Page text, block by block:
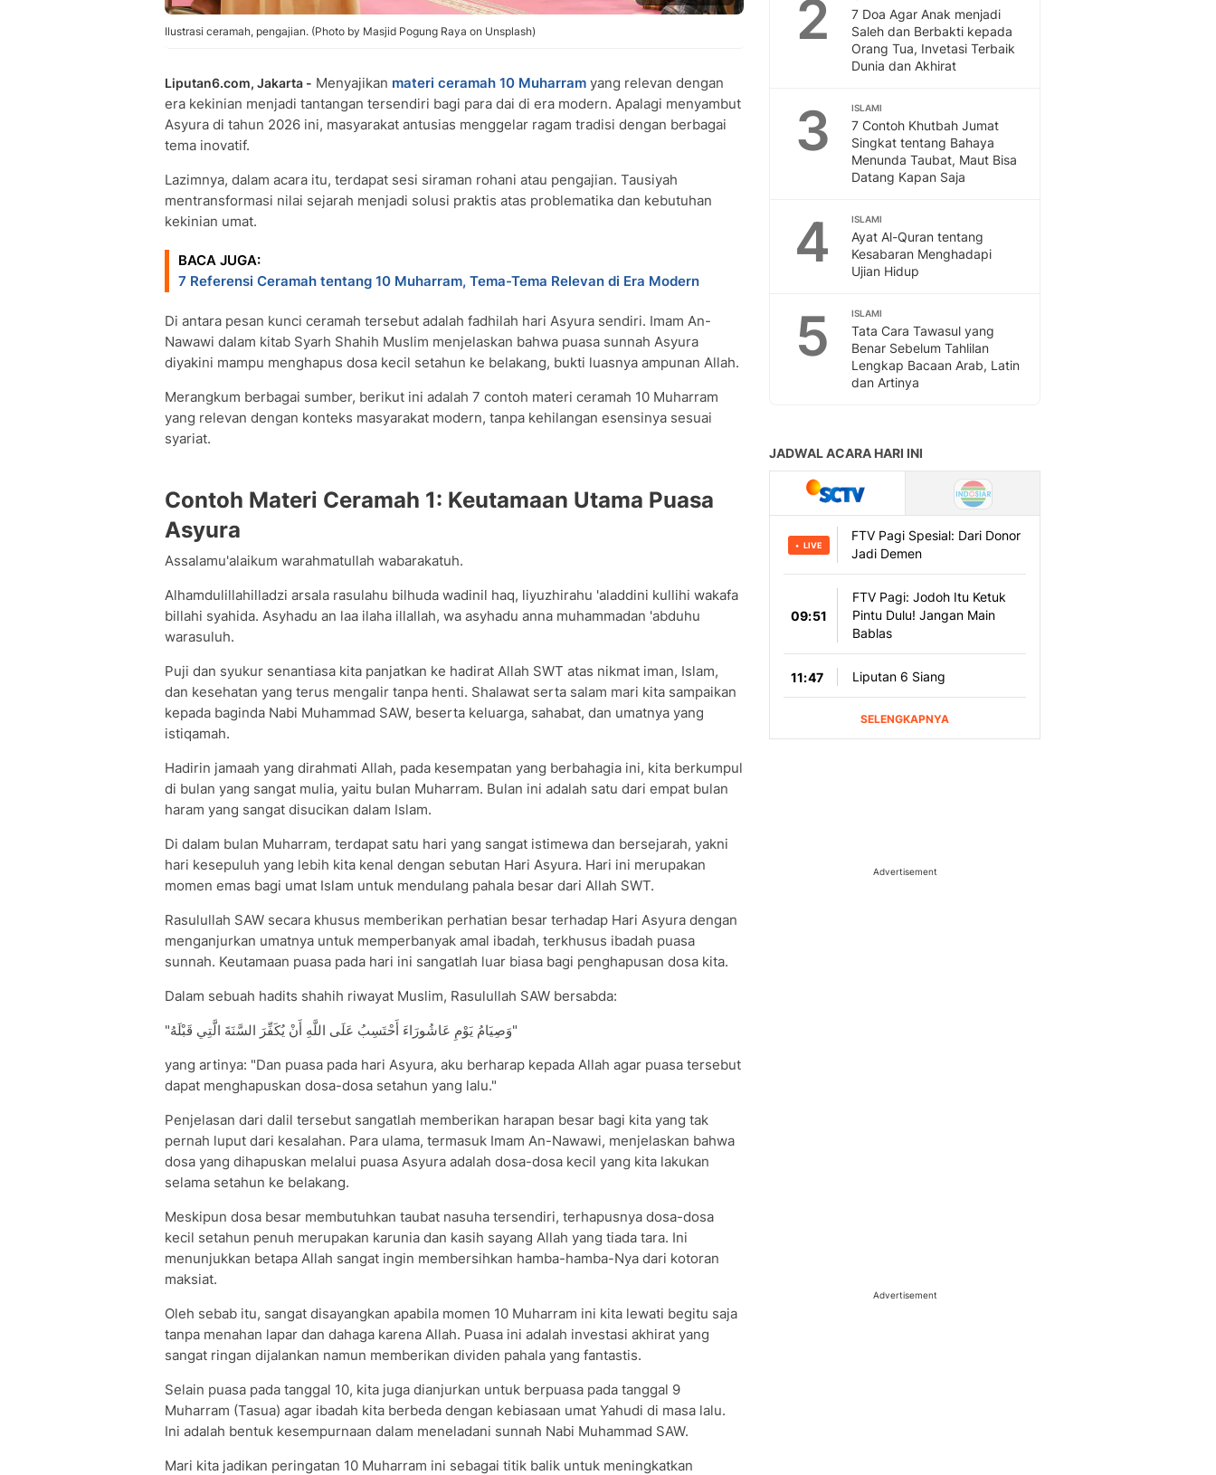
Ilustrasi ceramah, pengajian. (Photo by Masjid Pogung Raya on Unsplash)
Liputan6.com, Jakarta - Menyajikan materi ceramah 10 Muharram yang relevan dengan
era kekinian menjadi tantangan tersendiri bagi para dai di era modern. Apalagi menyambut
Asyura di tahun 2026 ini, masyarakat antusias menggelar ragam tradisi dengan berbagai
tema inovatif.
Lazimnya, dalam acara itu, terdapat sesi siraman rohani atau pengajian. Tausiyah
mentransformasi nilai sejarah menjadi solusi praktis atas problematika dan kebutuhan
kekinian umat.
BACA JUGA:
7 Referensi Ceramah tentang 10 Muharram, Tema-Tema Relevan di Era Modern
Di antara pesan kunci ceramah tersebut adalah fadhilah hari Asyura sendiri. Imam An-
Nawawi dalam kitab Syarh Shahih Muslim menjelaskan bahwa puasa sunnah Asyura
diyakini mampu menghapus dosa kecil setahun ke belakang, bukti luasnya ampunan Allah.
Merangkum berbagai sumber, berikut ini adalah 7 contoh materi ceramah 10 Muharram
yang relevan dengan konteks masyarakat modern, tanpa kehilangan esensinya sesuai
syariat.
Contoh Materi Ceramah 1: Keutamaan Utama Puasa
Asyura
Assalamu'alaikum warahmatullah wabarakatuh.
Alhamdulillahilladzi arsala rasulahu bilhuda wadinil haq, liyuzhirahu 'aladdini kullihi wakafa
billahi syahida. Asyhadu an laa ilaha illallah, wa asyhadu anna muhammadan 'abduhu
warasuluh.
Puji dan syukur senantiasa kita panjatkan ke hadirat Allah SWT atas nikmat iman, Islam,
dan kesehatan yang terus mengalir tanpa henti. Shalawat serta salam mari kita sampaikan
kepada baginda Nabi Muhammad SAW, beserta keluarga, sahabat, dan umatnya yang
istiqamah.
Hadirin jamaah yang dirahmati Allah, pada kesempatan yang berbahagia ini, kita berkumpul
di bulan yang sangat mulia, yaitu bulan Muharram. Bulan ini adalah satu dari empat bulan
haram yang sangat disucikan dalam Islam.
Di dalam bulan Muharram, terdapat satu hari yang sangat istimewa dan bersejarah, yakni
hari kesepuluh yang lebih kita kenal dengan sebutan Hari Asyura. Hari ini merupakan
momen emas bagi umat Islam untuk mendulang pahala besar dari Allah SWT.
Rasulullah SAW secara khusus memberikan perhatian besar terhadap Hari Asyura dengan
menganjurkan umatnya untuk memperbanyak amal ibadah, terkhusus ibadah puasa
sunnah. Keutamaan puasa pada hari ini sangatlah luar biasa bagi penghapusan dosa kita.
Dalam sebuah hadits shahih riwayat Muslim, Rasulullah SAW bersabda:
"وَصِيَامُ يَوْمِ عَاشُورَاءَ أَحْتَسِبُ عَلَى اللَّهِ أَنْ يُكَفِّرَ السَّنَةَ الَّتِي قَبْلَهُ"
yang artinya: "Dan puasa pada hari Asyura, aku berharap kepada Allah agar puasa tersebut
dapat menghapuskan dosa-dosa setahun yang lalu."
Penjelasan dari dalil tersebut sangatlah memberikan harapan besar bagi kita yang tak
pernah luput dari kesalahan. Para ulama, termasuk Imam An-Nawawi, menjelaskan bahwa
dosa yang dihapuskan melalui puasa Asyura adalah dosa-dosa kecil yang kita lakukan
selama setahun ke belakang.
Meskipun dosa besar membutuhkan taubat nasuha tersendiri, terhapusnya dosa-dosa
kecil setahun penuh merupakan karunia dan kasih sayang Allah yang tiada tara. Ini
menunjukkan betapa Allah sangat ingin membersihkan hamba-hamba-Nya dari kotoran
maksiat.
Oleh sebab itu, sangat disayangkan apabila momen 10 Muharram ini kita lewati begitu saja
tanpa menahan lapar dan dahaga karena Allah. Puasa ini adalah investasi akhirat yang
sangat ringan dijalankan namun memberikan dividen pahala yang fantastis.
Selain puasa pada tanggal 10, kita juga dianjurkan untuk berpuasa pada tanggal 9
Muharram (Tasua) agar ibadah kita berbeda dengan kebiasaan umat Yahudi di masa lalu.
Ini adalah bentuk kesempurnaan dalam meneladani sunnah Nabi Muhammad SAW.
Mari kita jadikan peringatan 10 Muharram ini sebagai titik balik untuk meningkatkan
2
7 Doa Agar Anak menjadi
Saleh dan Berbakti kepada
Orang Tua, Invetasi Terbaik
Dunia dan Akhirat
3 ISLAMI
7 Contoh Khutbah Jumat
Singkat tentang Bahaya
Menunda Taubat, Maut Bisa
Datang Kapan Saja
4 ISLAMI
Ayat Al-Quran tentang
Kesabaran Menghadapi
Ujian Hidup
5 ISLAMI
Tata Cara Tawasul yang
Benar Sebelum Tahlilan
Lengkap Bacaan Arab, Latin
dan Artinya
Advertisement
Advertisement